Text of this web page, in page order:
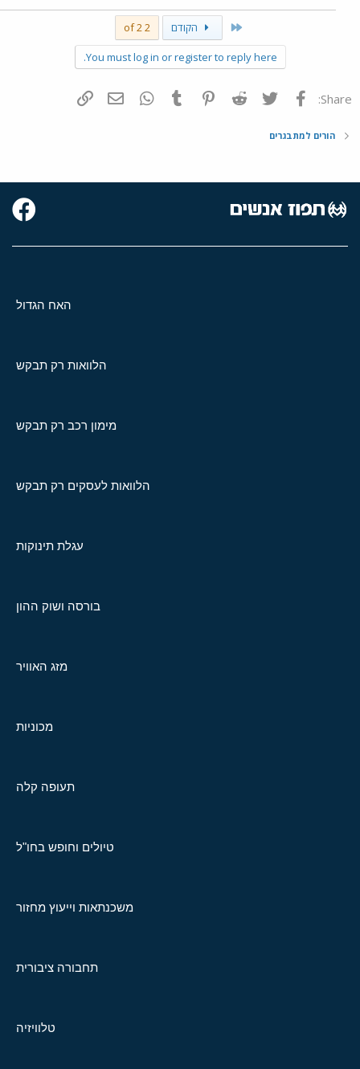
First הקודם 2 of 2
You must log in or register to reply here.
Share: פייסבוק Twitter
Reddit
Pinterest
Tumblr
WhatsAppדואר אלקטרוני
הורים למתבגרים
האח הגדול
הלוואות רק תבקש
מימון רכב רק תבקש
הלוואות לעסקים רק תבקש
עגלת תינוקות
בורסה ושוק ההון
מזג האוויר
מכוניות
תעופה קלה
טיולים וחופש בחו"ל
משכנתאות וייעוץ מחזור
תחבורה ציבורית
טלוויזיה